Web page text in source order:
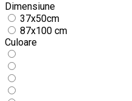
Dimensiune
37x50cm
87x100 cm
Culoare